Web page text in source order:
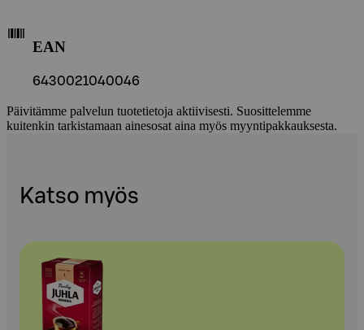
EAN
6430021040046
Päivitämme palvelun tuotetietoja aktiivisesti. Suosittelemme
kuitenkin tarkistamaan ainesosat aina myös myyntipakkauksesta.
Katso myös